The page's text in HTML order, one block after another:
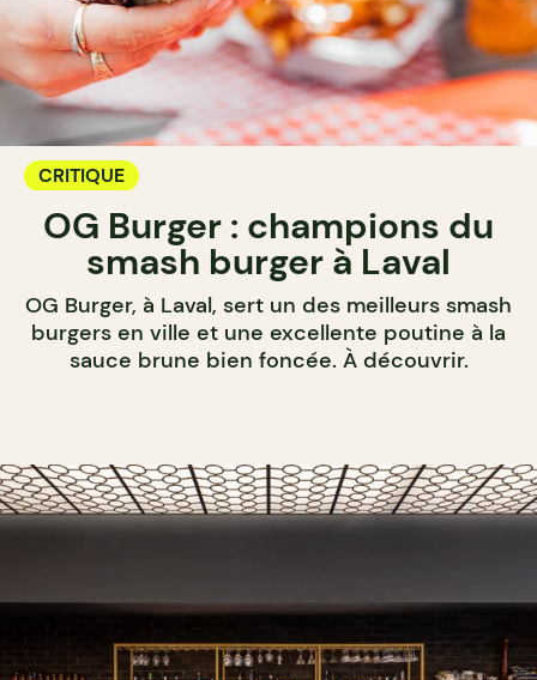
CRITIQUE
OG Burger : champions du
smash burger à Laval
OG Burger, à Laval, sert un des meilleurs smash
burgers en ville et une excellente poutine à la
sauce brune bien foncée. À découvrir.